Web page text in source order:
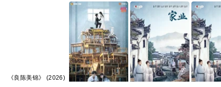
《良陈美锦》 (2026)